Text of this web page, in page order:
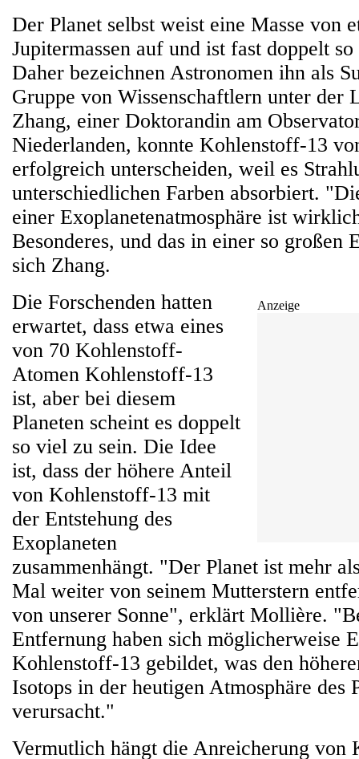
Der Planet selbst weist eine Masse von
Jupitermassen auf und ist fast doppelt
Daher bezeichnen Astronomen ihn als
Gruppe von Wissenschaftlern unter der
Zhang, einer Doktorandin am
Niederlanden, konnte Kohlenstoff-13
erfolgreich unterscheiden, weil es
unterschiedlichen Farben absorbiert.
einer Exoplanetenatmosphäre ist
Besonderes, und das in einer so großen
sich Zhang.
Anzeige
Die Forschenden hatten
erwartet, dass etwa eines
von 70 Kohlenstoff-
Atomen Kohlenstoff-13
ist, aber bei diesem
Planeten scheint es doppelt
so viel zu sein. Die Idee
ist, dass der höhere Anteil
von Kohlenstoff-13 mit
der Entstehung des
Exoplaneten
zusammenhängt. "Der Planet ist mehr
Mal weiter von seinem Mutterstern
von unserer Sonne", erklärt Mollière.
Entfernung haben sich möglicherweise
Kohlenstoff-13 gebildet, was den
Isotops in der heutigen Atmosphäre des
verursacht."
Vermutlich hängt die Anreicherung von